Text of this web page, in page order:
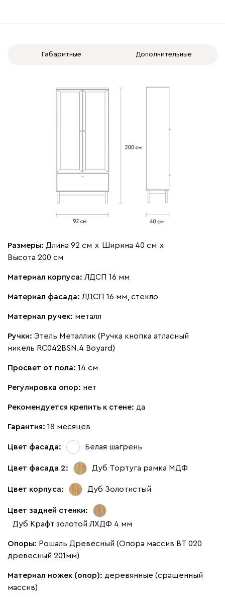
Габаритные Дополнительные
Размеры: Длина 92 см х Ширина 40 см х
Высота 200 см
Материал корпуса: ЛДСП 16 мм
Материал фасада: ЛДСП 16 мм, стекло
Материал ручек: металл
Ручки: Этель Металлик (Ручка кнопка атласный
никель RC042BSN.4 Boyard)
Просвет от пола: 14 см
Регулировка опор: нет
Рекомендуется крепить к стене: да
Гарантия: 18 месяцев
Цвет фасада: Белая шагрень
Цвет фасада 2: Дуб Тортуга рамка МДФ
Цвет корпуса: Дуб Золотистый
Цвет задней стенки:
Дуб Крафт золотой ЛХДФ 4 мм
Опоры: Рошаль Древесный (Опора массив ВТ 020
древесный 201мм)
Материал ножек (опор): деревянные (сращенный
массив)